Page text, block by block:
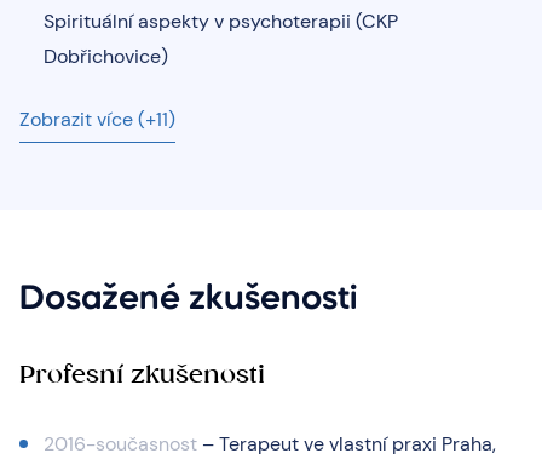
Spirituální aspekty v psychoterapii (CKP
Dobřichovice)
Zobrazit více (+11)
Dosažené zkušenosti
Profesní zkušenosti
2016-současnost – Terapeut ve vlastní praxi Praha,